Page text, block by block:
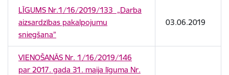
LĪGUMS Nr.1/16/2019/133 „Darba
aizsardzības pakalpojumu
sniegšana”
03.06.2019
VIENOŠANĀS Nr. 1/16/2019/146
par 2017. gada 31. maija līguma Nr.